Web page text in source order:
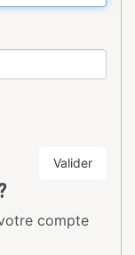
Valider
compte